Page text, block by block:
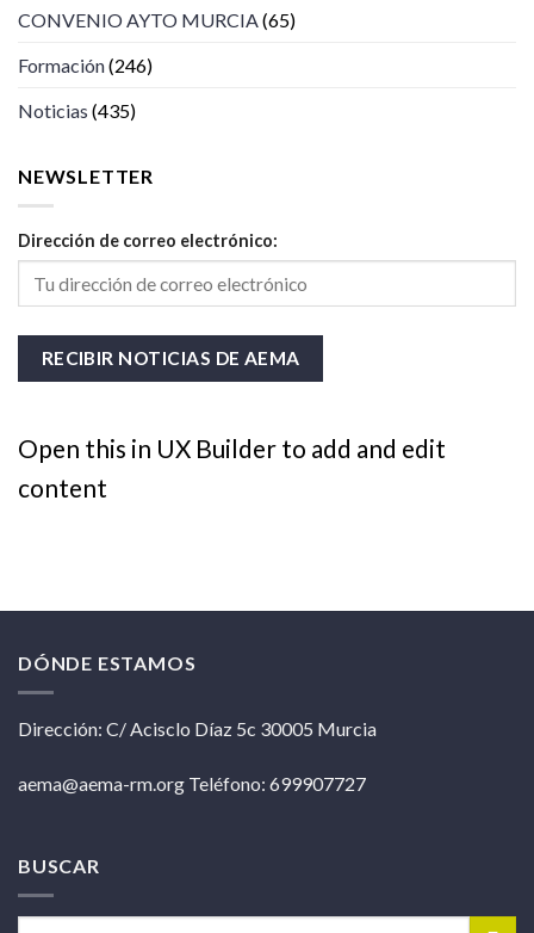
CONVENIO AYTO MURCIA(65)
Formación(246)
Noticias (435)
NEWSLETTER
Dirección de correo electrónico:
Open this in UX Builder to add and edit
content
DÓNDE ESTAMOS
Dirección: C/ Acisclo Díaz 5c 30005 Murcia
aema@aema-rm.org Teléfono: 699907727
BUSCAR